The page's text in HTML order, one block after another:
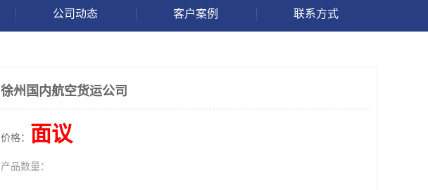
公司动态 客户案例 联系方式
徐州国内航空货运公司
价格： 面议
产品数量：